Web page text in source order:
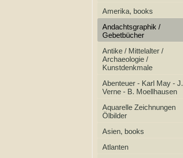
Amerika, books
Andachtsgraphik /
Gebetbücher
Antike / Mittelalter /
Archaeologie /
Kunstdenkmale
Abenteuer - Karl May - J.
Verne - B. Moellhausen
Aquarelle Zeichnungen
Ölbilder
Asien, books
Atlanten